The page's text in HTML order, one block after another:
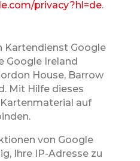
privacy?hl=de.
Kartendienst Google
Google Ireland
House, Barrow
Mit Hilfe dieses
auf
von Google
Ihre IP-Adresse zu